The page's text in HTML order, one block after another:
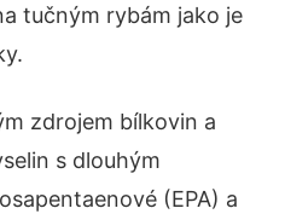
tučným rybám jako je
zdrojem bílkovin a
s dlouhým
(EPA) a